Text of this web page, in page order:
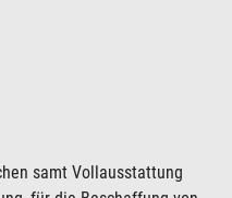
samt Vollausstattung